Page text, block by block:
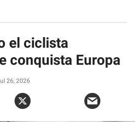
el ciclista
conquista Europa
26, 2026